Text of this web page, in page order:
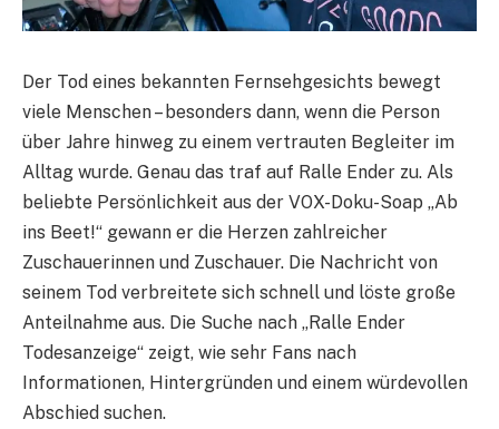
Der Tod eines bekannten Fernsehgesichts bewegt
viele Menschen – besonders dann, wenn die Person
über Jahre hinweg zu einem vertrauten Begleiter im
Alltag wurde. Genau das traf auf Ralle Ender zu. Als
beliebte Persönlichkeit aus der VOX-Doku-Soap „Ab
ins Beet!“ gewann er die Herzen zahlreicher
Zuschauerinnen und Zuschauer. Die Nachricht von
seinem Tod verbreitete sich schnell und löste große
Anteilnahme aus. Die Suche nach „Ralle Ender
Todesanzeige“ zeigt, wie sehr Fans nach
Informationen, Hintergründen und einem würdevollen
Abschied suchen.